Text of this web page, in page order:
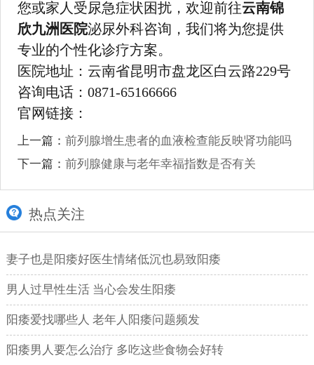
您或家人受尿急症状困扰，欢迎前往云南锦
欣九洲医院泌尿外科咨询，我们将为您提供
专业的个性化诊疗方案。
医院地址：云南省昆明市盘龙区白云路229号
咨询电话：0871-65166666
官网链接：
上一篇：前列腺增生患者的血液检查能反映肾功能吗
下一篇：前列腺健康与老年幸福指数是否有关
热点关注
妻子也是阳痿好医生情绪低沉也易致阳痿
男人过早性生活 当心会发生阳痿
阳痿爱找哪些人 老年人阳痿问题频发
阳痿男人要怎么治疗 多吃这些食物会好转